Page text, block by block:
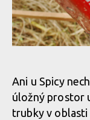
Karbonové vahadlo
Čep tlumiče se
Ani u Spicy
úložný prostor
trubky v oblasti